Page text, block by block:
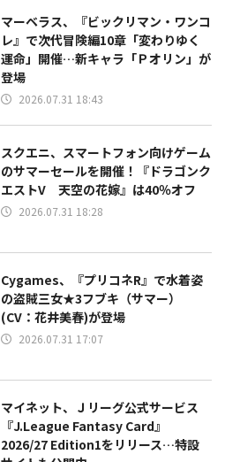
マーベラス、『ビックリマン・ワンコ
レ』で次代冒険編10章「変わりゆく
運命」開催…新キャラ「Ｐオリン」が
登場
2026.07.31 18:43
スクエニ、スマートフォン向けゲーム
のサマーセールを開催！『ドラゴンク
エストV 天空の花嫁』は40％オフ
2026.07.31 18:28
Cygames、『プリコネR』で水着姿
の盗賊三女★3フブキ（サマー）
(CV：花井美春)が登場
2026.07.31 17:07
マイネット、Ｊリーグ公式サービス
『J.League Fantasy Card』
2026/27 Edition1をリリース…特設